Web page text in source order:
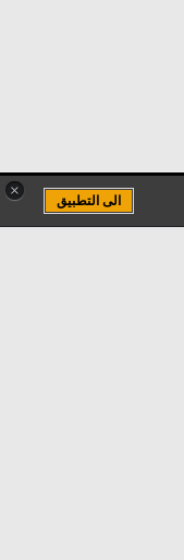
×
الى التطبيق